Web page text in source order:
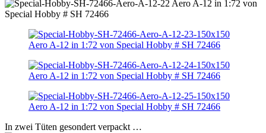
In zwei Tüten gesondert verpackt …